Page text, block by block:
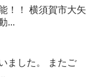
！！ 横須賀市大矢
...
ました。 またご